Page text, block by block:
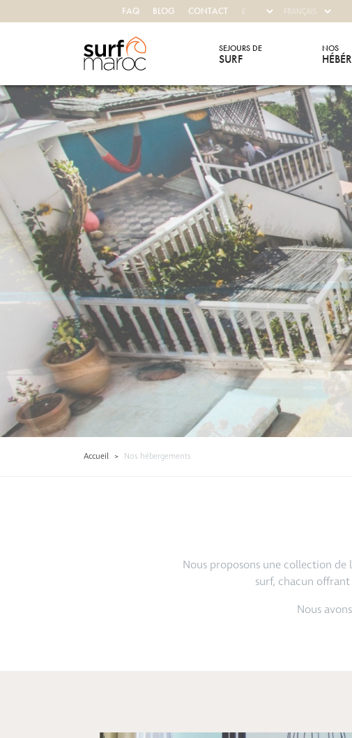
FAQ BLOG CONTACT
Surf Maroc
SEJOURS DE
SURF
NOS
Accueil > Nos hébergements
Nous proposons une collection
surf, chacun
Nous